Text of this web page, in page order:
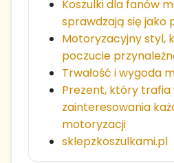
Koszulki dla fanów
sprawdzają się jako
Motoryzacyjny styl,
poczucie
Trwałość i wygoda
Prezent, który trafia
zainteresowania
motoryzacji
sklepzkoszulkami.pl